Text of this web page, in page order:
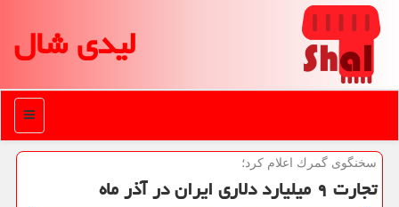
لیدی شال
منو
سخنگوی گمرك اعلام كرد؛
تجارت ۹ میلیارد دلاری ایران در آذر ماه